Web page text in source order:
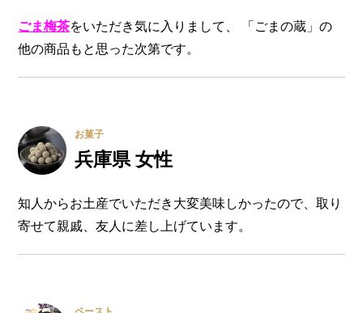
ごま梅茶をいただき気に入りまして、 「ごまの蔵」の
他の商品もと思った次第です。
お菓子
兵庫県 女性
知人からお土産でいただき大変美味しかったので、取り
寄せて親戚、友人に差し上げています。